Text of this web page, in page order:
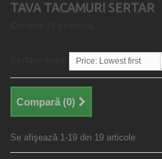
TAVA TACAMURI SERTAR
Price: Lowest first
Compară (0)
Se afişează 1-19 din 19 articole